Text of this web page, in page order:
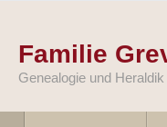
Familie
Genealogie und Heraldik